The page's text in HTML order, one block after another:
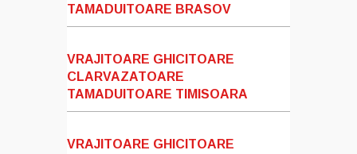
TAMADUITOARE BRASOV
VRAJITOARE GHICITOARE
CLARVAZATOARE
TAMADUITOARE TIMISOARA
VRAJITOARE GHICITOARE